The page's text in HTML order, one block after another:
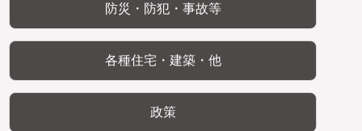
防災・防犯・事故等
各種住宅・建築・他
政策